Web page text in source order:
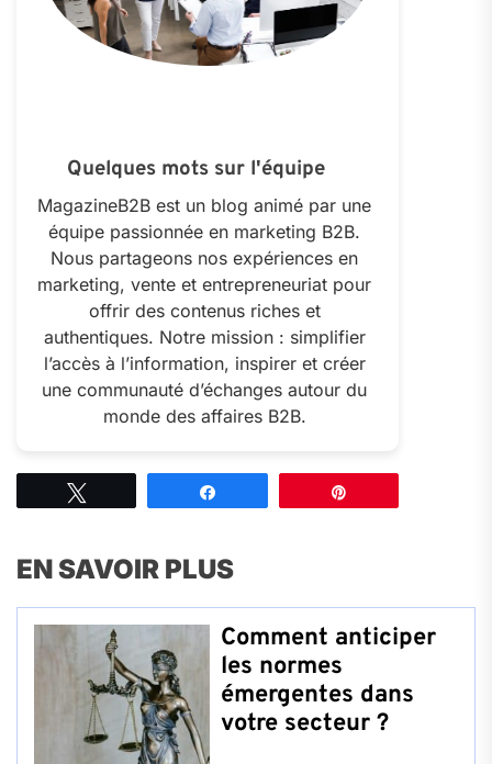
Quelques mots sur l'équipe
MagazineB2B est un blog animé par une
équipe passionnée en marketing B2B.
Nous partageons nos expériences en
marketing, vente et entrepreneuriat pour
offrir des contenus riches et
authentiques. Notre mission : simplifier
l’accès à l’information, inspirer et créer
une communauté d’échanges autour du
monde des affaires B2B.
EN SAVOIR PLUS
Comment anticiper
les normes
émergentes dans
votre secteur ?